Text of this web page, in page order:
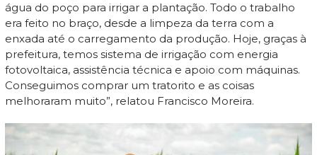
água do poço para irrigar a plantação. Todo o trabalho
era feito no braço, desde a limpeza da terra com a
enxada até o carregamento da produção. Hoje, graças à
prefeitura, temos sistema de irrigação com energia
fotovoltaica, assistência técnica e apoio com máquinas.
Conseguimos comprar um tratorito e as coisas
melhoraram muito”, relatou Francisco Moreira.